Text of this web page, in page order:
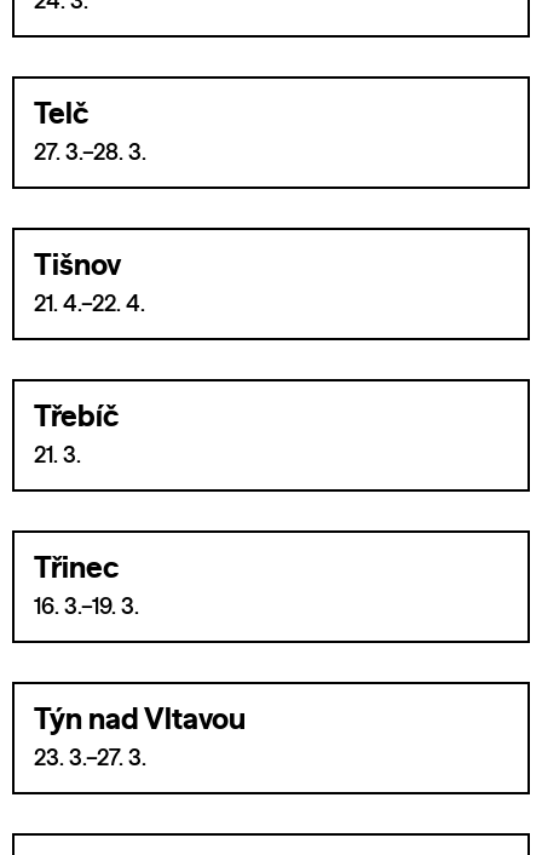
Telč
27. 3.–28. 3.
Tišnov
21. 4.–22. 4.
Třebíč
21. 3.
Třinec
16. 3.–19. 3.
Týn nad Vltavou
23. 3.–27. 3.